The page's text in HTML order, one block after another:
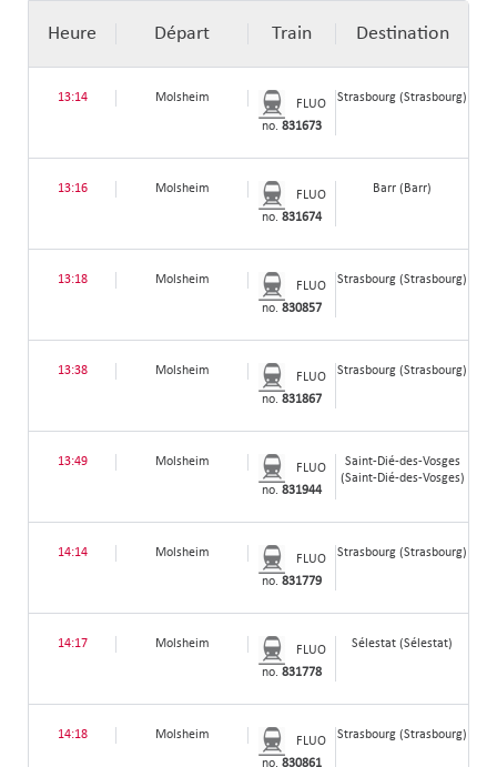
Heure Départ Train Destination
13:14 Molsheim
FLUO
no.831673
Strasbourg (Strasbourg)
13:16 Molsheim
FLUO
no.831674
Barr (Barr)
13:18 Molsheim
FLUO
no.830857
Strasbourg (Strasbourg)
13:38 Molsheim
FLUO
no.831867
Strasbourg (Strasbourg)
13:49 Molsheim
FLUO
no.831944
Saint-Dié-des-Vosges
(Saint-Dié-des-Vosges)
14:14 Molsheim
FLUO
no.831779
Strasbourg (Strasbourg)
14:17 Molsheim
FLUO
no.831778
Sélestat (Sélestat)
14:18 Molsheim
FLUO
no.830861
Strasbourg (Strasbourg)